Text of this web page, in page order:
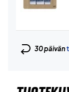
30 päivän